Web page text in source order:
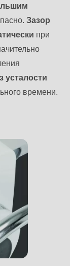
Зазор
при
усталости
времени.